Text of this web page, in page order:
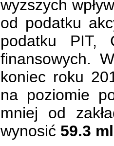
wyższych
od podatku
podatku PIT,
finansowych.
koniec roku
na poziomie
mniej od
wynosić 59.3